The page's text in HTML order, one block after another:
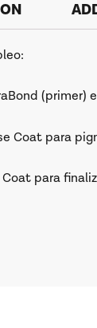
(primer)
Coat para
para